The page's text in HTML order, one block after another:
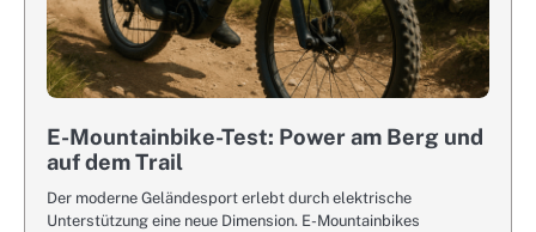
E-Mountainbike-Test: Power am Berg und
auf dem Trail
Der moderne Geländesport erlebt durch elektrische
Unterstützung eine neue Dimension. E-Mountainbikes